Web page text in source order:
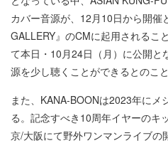
カバー音源が、12月10日から開催
GALLERY』のCMに起用されるこ
て本日・10月24日（月）に公開と
源を少し聴くことができるとのこと
また、KANA-BOONは2023年にメ
る。記念すべき10周年イヤーのキ
京/大阪にて野外ワンマンライブの